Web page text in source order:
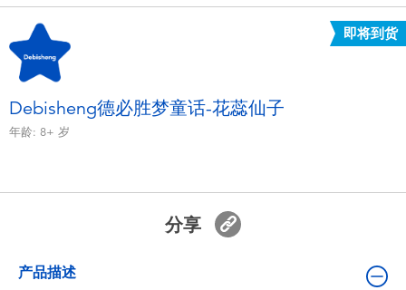
模仿，化妆及造型系列
毛绒公仔玩具
即将到货
Debisheng德必胜梦童话-花蕊仙子
年龄: 8+ 岁
分享
产品描述